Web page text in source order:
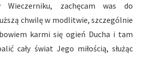
zachęcam was do
chwilę w modlitwie, szczególnie
karmi się ogień Ducha i tam
cały świat Jego miłością, służąc